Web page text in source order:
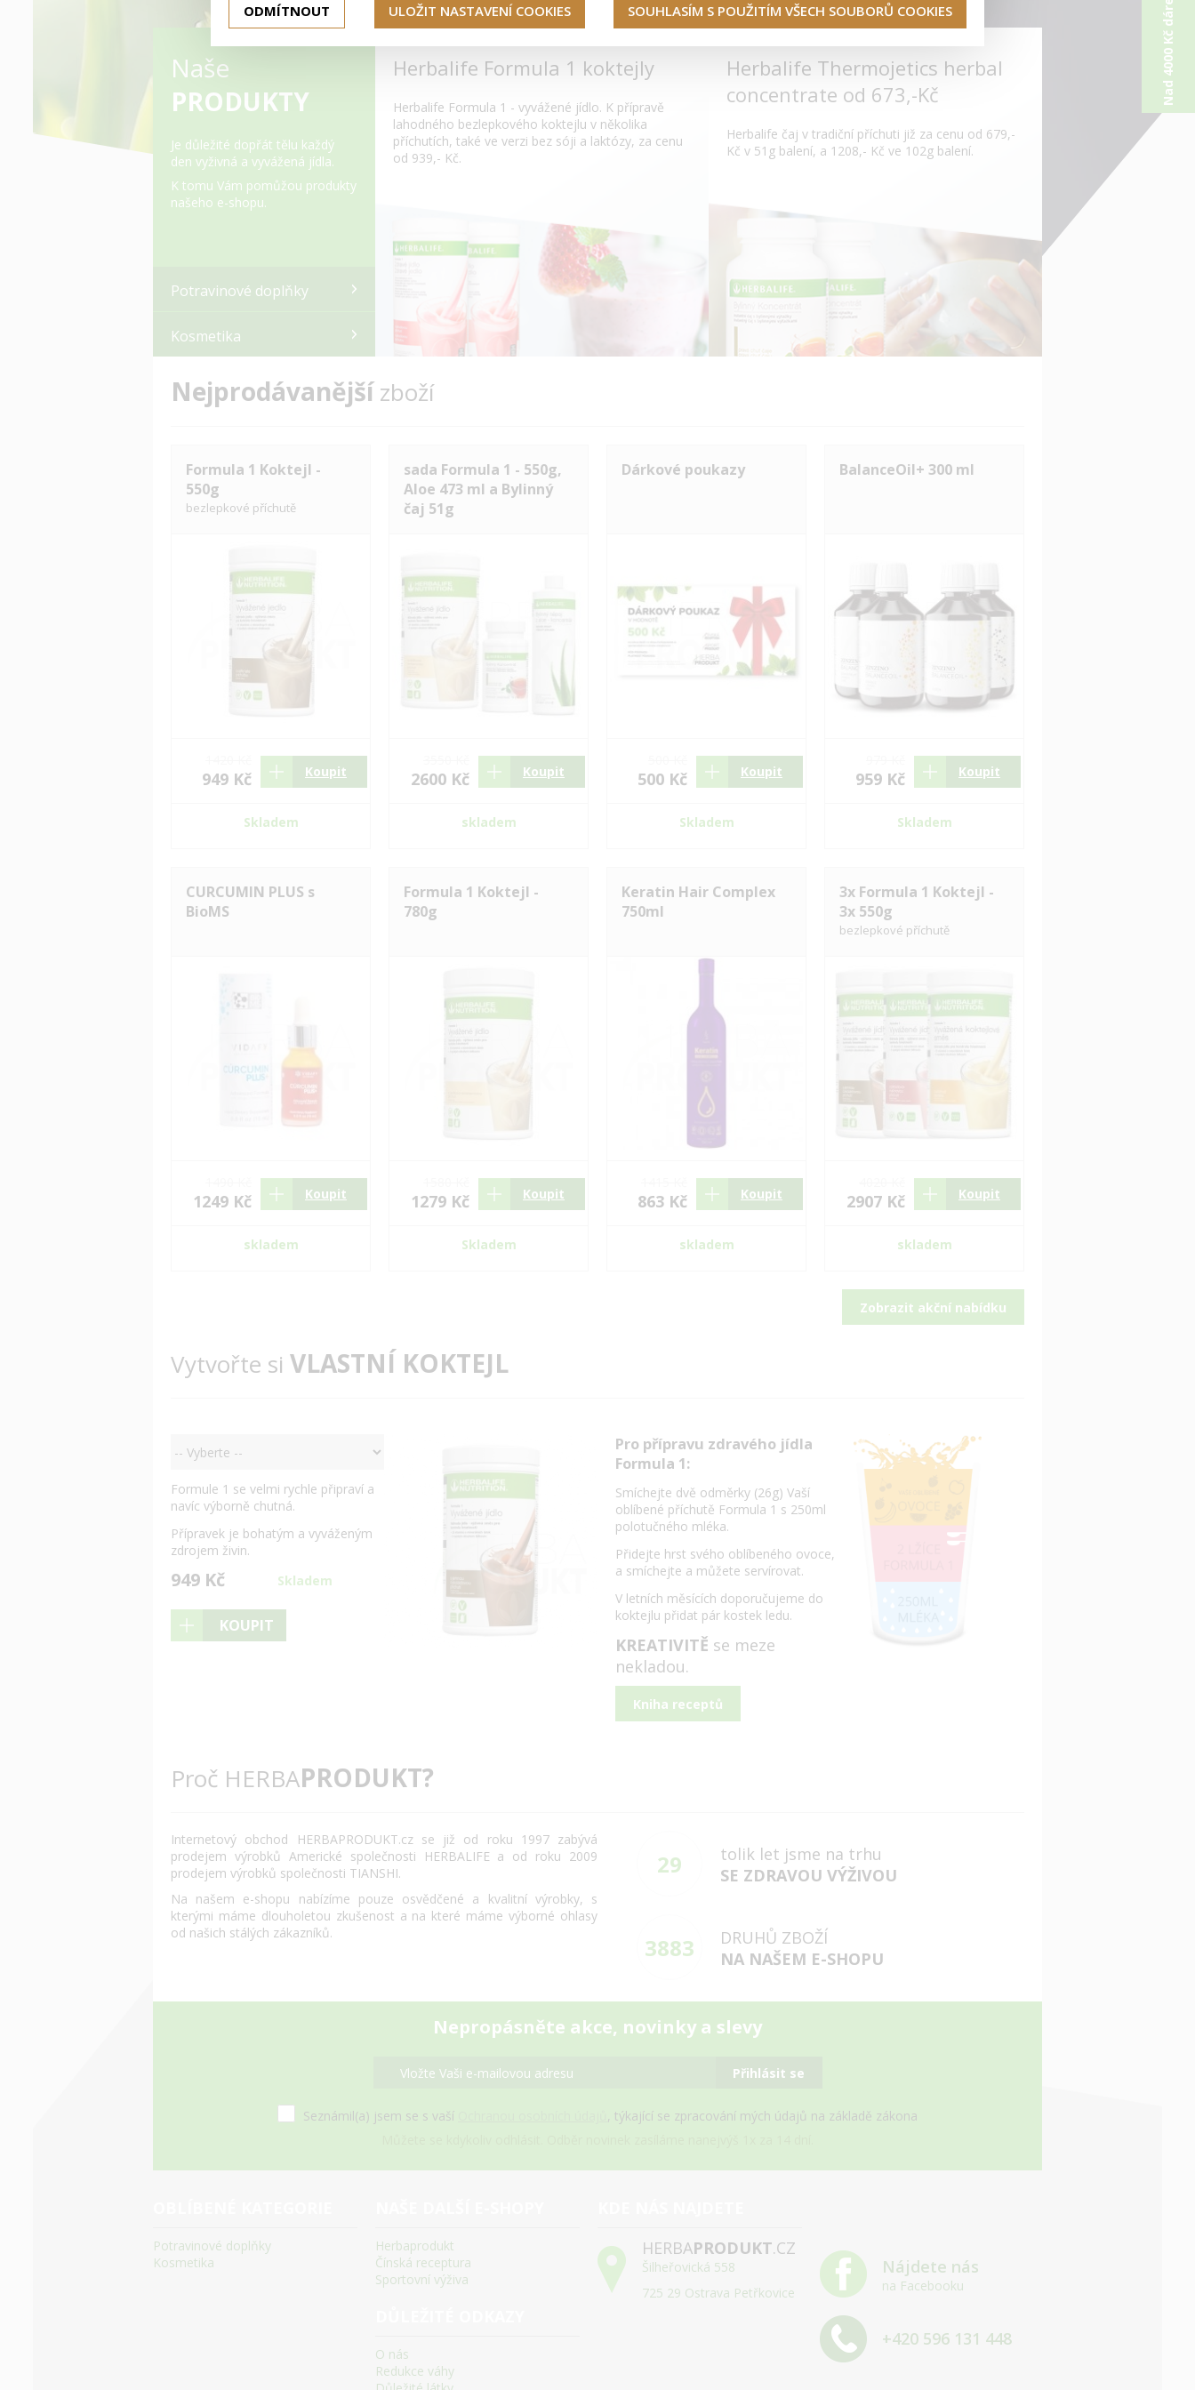
Naše
PRODUKTY
Je důležité dopřát tělu každý
den vyživná a vyvážená jídla.
K tomu Vám pomůžou produkty
našeho e-shopu.
Potravinové doplňky
Kosmetika
Herbalife Formula 1 koktejly
Herbalife Formula 1 - vyvážené jídlo. K přípravě
lahodného bezlepkového koktejlu v několika
příchutích, také ve verzi bez sóji a laktózy, za cenu
od 939,- Kč.
Herbalife Thermojetics herbal
concentrate od 673,-Kč
Herbalife čaj v tradiční příchuti již za cenu od 679,-
Kč v 51g balení, a 1208,- Kč ve 102g balení.
Nejprodávanějšízboží
Formula 1 Koktejl -
550g
bezlepkové příchutě
949 Kč Koupit
Skladem
sada Formula 1 - 550g,
Aloe 473 ml a Bylinný
čaj 51g
2600 Kč Koupit
skladem
Dárkové poukazy
500 Kč Koupit
Skladem
BalanceOil+ 300 ml
959 Kč Koupit
Skladem
CURCUMIN PLUS s
BioMS
1249 Kč Koupit
skladem
Formula 1 Koktejl -
780g
1279 Kč Koupit
Skladem
Keratin Hair Complex
750ml
863 Kč Koupit
skladem
3x Formula 1 Koktejl -
3x 550g
bezlepkové příchutě
2907 Kč Koupit
skladem
Zobrazit akční nabídku
Vytvořte si VLASTNÍ KOKTEJL
Formule 1 se velmi rychle připraví a
navíc výborně chutná.
Přípravek je bohatým a vyváženým
zdrojem živin.
949 Kč Skladem
KOUPIT
Pro přípravu zdravého jídla
Formula 1:
Smíchejte dvě odměrky (26g) Vaší
oblíbené příchutě Formula 1 s 250ml
polotučného mléka.
Přidejte hrst svého oblíbeného ovoce,
a smíchejte a můžete servírovat.
V letních měsících doporučujeme do
koktejlu přidat pár kostek ledu.
KREATIVITĚ se meze
nekladou.
Kniha receptů
Proč HERBAPRODUKT?
Internetový obchod HERBAPRODUKT.cz se již od roku 1997 zabývá
prodejem výrobků Americké společnosti HERBALIFE a od roku 2009
prodejem výrobků společnosti TIANSHI.
Na našem e-shopu nabízíme pouze osvědčené a kvalitní výrobky, s
kterými máme dlouholetou zkušenost a na které máme výborné ohlasy
od našich stálých zákazníků.
29
tolik let jsme na trhu
SE ZDRAVOU VÝŽIVOU
3883
DRUHŮ ZBOŽÍ
NA NAŠEM E-SHOPU
Nepropásněte akce, novinky a slevy
Přihlásit se
Seznámil(a) jsem se s vaší
, týkající se zpracování mých údajů na základě zákona
Potravinové doplňky
Kosmetika
Herbaprodukt
Čínská receptura
Sportovní výživa
O nás
Redukce váhy
HERBAPRODUKT.CZ
Šilheřovická 558
725 29 Ostrava Petřkovice
Nájdete nás
na Facebooku
+420 596 131 448
ODMÍTNOUT ULOŽIT NASTAVENÍ COOKIES SOUHLASÍM S POUŽITÍM VŠECH SOUBORŮ COOKIES